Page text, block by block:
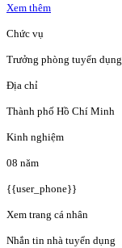
Xem thêm
Chức vụ
Trưởng phòng tuyển dụng
Địa chỉ
Thành phố Hồ Chí Minh
Kinh nghiệm
08 năm
{{user_phone}}
Xem trang cá nhân
Nhắn tin nhà tuyển dụng